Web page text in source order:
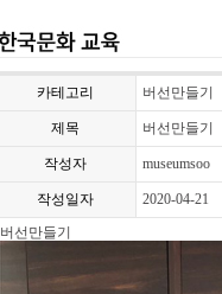
카테고리 버선만들기
제목 버선만들기
작성자 museumsoo
작성일자
2020-04-21
버선만들기